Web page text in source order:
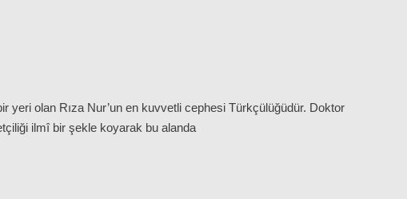
yeri olan Rıza Nur’un en kuvvetli cephesi Türkçülüğüdür. Doktor
ilmî bir şekle koyarak bu alanda